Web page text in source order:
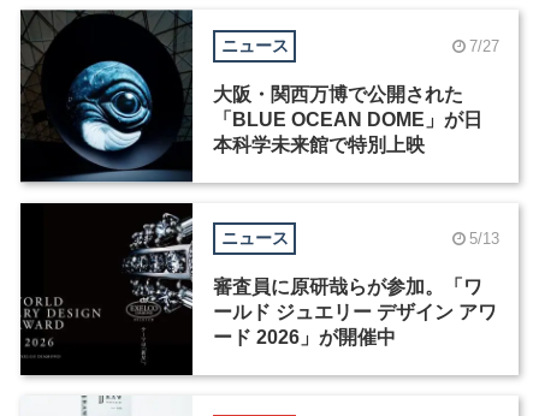
ニュース 7/27
大阪・関西万博で公開された
「BLUE OCEAN DOME」が日
本科学未来館で特別上映
ニュース 5/13
審査員に原研哉らが参加。「ワ
ールド ジュエリー デザイン アワ
ード 2026」が開催中